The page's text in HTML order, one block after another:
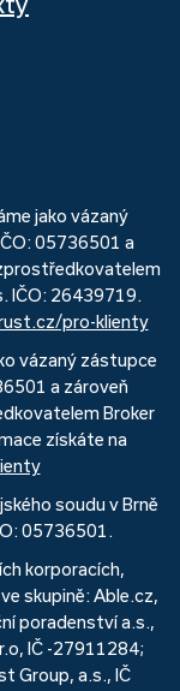
jako vázaný
05736501 a
IČO: 26439719.
pro-klienty
vázaný zástupce
a zároveň
Broker
získáte na
soudu v Brně
05736501.
korporacích,
skupině: Able.cz,
poradenství a.s.,
IČ -27911284;
Group, a.s., IČ